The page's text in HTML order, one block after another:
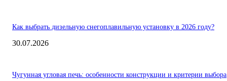
Как выбрать дизельную снегоплавильную установку в 2026 году?
30.07.2026
Чугунная угловая печь: особенности конструкции и критерии выбора